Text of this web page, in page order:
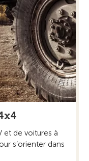
et de voitures à
s’orienter dans